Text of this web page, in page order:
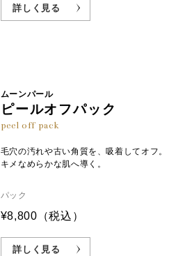
詳しく見る
ムーンパール
ピールオフパック
peel off pack
毛穴の汚れや古い角質を、吸着してオフ。
キメなめらかな肌へ導く。
パック
¥8,800 （税込）
詳しく見る